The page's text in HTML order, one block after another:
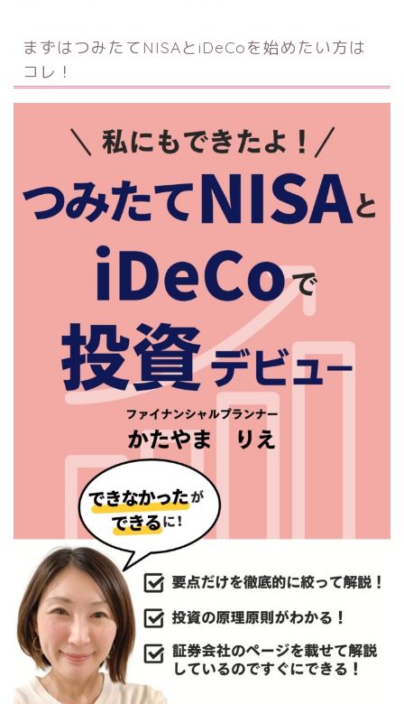
まずはつみたてNISAとiDeCoを始めたい方は
コレ！